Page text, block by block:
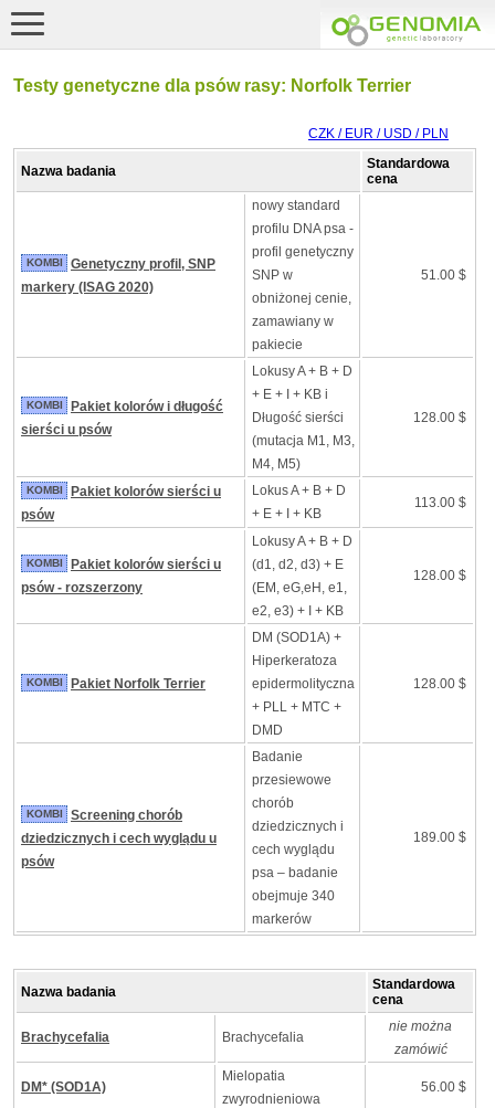
Testy genetyczne dla psów rasy: Norfolk Terrier
CZK / EUR / USD / PLN
Nazwa badania
Standardowa
cena
KOMBI
Genetyczny profil, SNP
markery (ISAG 2020)
nowy standard
profilu DNA psa -
profil genetyczny
SNP w
obniżonej cenie,
zamawiany w
pakiecie
51.00 $
KOMBI
Pakiet kolorów i długość
sierści u psów
Lokusy A + B + D
+ E + I + KB i
Długość sierści
(mutacja M1, M3,
M4, M5)
128.00 $
KOMBI
Pakiet kolorów sierści u
psów
Lokus A + B + D
+ E + I + KB
113.00 $
KOMBI
Pakiet kolorów sierści u
psów - rozszerzony
Lokusy A + B + D
(d1, d2, d3) + E
(EM, eG,eH, e1,
e2, e3) + I + KB
128.00 $
KOMBI Pakiet Norfolk Terrier
DM (SOD1A) +
Hiperkeratoza
epidermolityczna
+ PLL + MTC +
DMD
128.00 $
KOMBI
Screening chorób
dziedzicznych i cech wyglądu u
psów
Badanie
przesiewowe
chorób
dziedzicznych i
cech wyglądu
psa – badanie
obejmuje 340
markerów
189.00 $
Nazwa badania
Standardowa
cena
Brachycefalia Brachycefalia
nie można
zamówić
DM* (SOD1A)
Mielopatia
zwyrodnieniowa
56.00 $